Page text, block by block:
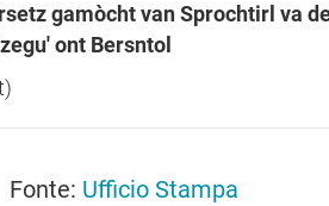
gamòcht van Sprochtirl va
ont Bersntol
Fonte: Ufficio Stampa